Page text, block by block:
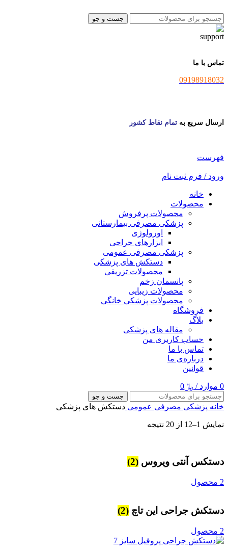
جست و جو
تماس با ما
09198918032
ارسال سریع به تمام نقاط کشور
فهرست
ورود / فرم ثبت نام
خانه
محصولات
محصولات پرفروش
پزشکی مصرفی بیمارستانی
اورولوژی
ابزارهای جراحی
پزشکی مصرفی عمومی
دستکش های پزشکی
محصولات تزریقی
پانسمان زخم
محصولات زیبایی
محصولات پزشکی خانگی
فروشگاه
بلاگ
مقاله های پزشکی
حساب کاربری من
تماس با ما
درباره‌ی ما
قوانین
0 موارد / ﷼0
جست و جو
خانه پزشکی مصرفی عمومی دستکش های پزشکی
نمایش 1–12 از 20 نتیجه
دستکس آنتی ویروس (2)
2 محصول
دستکش جراحی این تاچ (2)
2 محصول